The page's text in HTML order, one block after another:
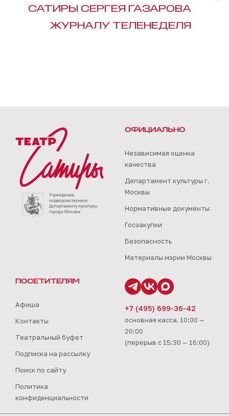
САТИРЫ СЕРГЕЯ ГАЗАРОВА
ЖУРНАЛУ ТЕЛЕНЕДЕЛЯ
ОФИЦИАЛЬНО
Независимая оценка
качества
Департамент культуры г.
Москвы
Нормативные документы
Госзакупки
Безопасность
Материалы мэрии Москвы
ПОСЕТИТЕЛЯМ
Афиша
Контакты
Театральный буфет
Подписка на рассылку
Поиск по сайту
Политика
конфиденциальности
+7 (495) 699-36-42
основная касса, 10:00 —
20:00
(перерыв с 15:30 — 16:00)